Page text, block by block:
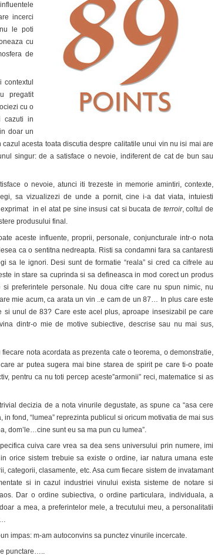
incerci
le poti
cu
de
pregatit
cu o
cazuti in
doar un
acesta toata discutia despre calitatile unui vin nu isi mai are
singur: de a satisface o nevoie, indiferent de cat de bun sau
o nevoie, atunci iti trezeste in memorie amintiri, contexte,
sa vizualizezi de unde a pornit, cine i-a dat viata, intuiesti
in el atat pe sine insusi cat si bucata de terroir, coltul de
produsului final.
aceste influente, proprii, personale, conjuncturale intr-o nota
ca o sentitna nedreapta. Risti sa condamni fara sa cantaresti
sa le ignori. Desi sunt de formatie “reala” si cred ca cifrele au
in stare sa cuprinda si sa defineasca in mod corect un produs
preferintele personale. Nu doua cifre care nu spun nimic, nu
mie acum, ca arata un vin ..e cam de un 87… In plus care este
si unul de 83? Care este acel plus, aproape insesizabil pe care
dintr-o mie de motive subiective, descrise sau nu mai sus,
nota acordata as prezenta cate o teorema, o demonstratie,
ar putea sugera mai bine starea de spirit pe care ti-o poate
pentru ca nu toti percep aceste”armonii” reci, matematice si as
decizia de a nota vinurile degustate, as spune ca “asa cere
in fond, “lumea” reprezinta publicul si oricum motivatia de mai sus
dom’le…cine sunt eu sa ma pun cu lumea”.
cuiva care vrea sa dea sens universului prin numere, imi
orice sistem trebuie sa existe o ordine, iar natura umana este
categorii, clasamente, etc. Asa cum fiecare sistem de invatamant
si in cazul industriei vinului exista sisteme de notare si
Dar o ordine subiectiva, o ordine particulara, individuala, a
a mea, a preferintelor mele, a trecutului meu, a personalitatii
impas: m-am autoconvins sa punctez vinurile incercate.
punctare…..